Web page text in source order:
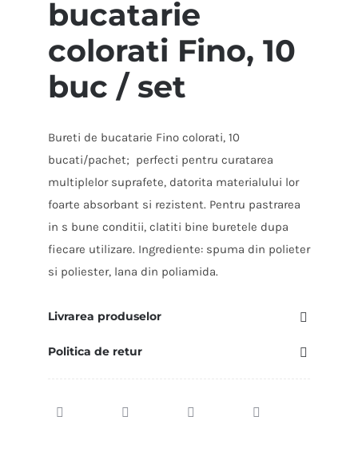
10
buc
set
bucatarie
colorati Fino, 10
buc / set
Bureti de bucatarie Fino colorati, 10
bucati/pachet; perfecti pentru curatarea
multiplelor suprafete, datorita materialului lor
foarte absorbant si rezistent. Pentru pastrarea
in s bune conditii, clatiti bine buretele dupa
fiecare utilizare. Ingrediente: spuma din polieter
si poliester, lana din poliamida.
Livrarea produselor
Politica de retur